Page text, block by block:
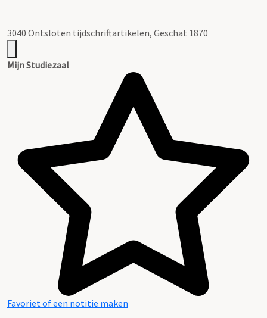
3040 Ontsloten tijdschriftartikelen, Geschat 1870
Mijn Studiezaal
Favoriet of een notitie maken